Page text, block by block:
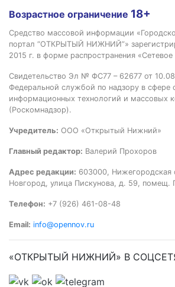
Возрастное ограничение 18+
Средство массовой информации
портал “ОТКРЫТЫЙ НИЖНИЙ”»
2015 г. в форме распространения «Сетевое
Свидетельство Эл № ФС77 – 62677 от
Федеральной службой по надзору в сфере
информационных технологий и массовых
(Роскомнадзор).
Учредитель: ООО «Открытый Нижний»
Главный редактор: Валерий Прохоров
Адрес редакции: 603000, Нижегородская
Новгород, улица Пискунова, д. 59, помещ.
Телефон: +7 (926) 461-08-48
Email: info@opennov.ru
«ОТКРЫТЫЙ НИЖНИЙ» В